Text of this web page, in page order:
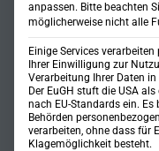
anpassen. Bitte beachten
möglicherweise nicht alle
Einige Services
Ihrer Einwilligung zur
Verarbeitung Ihrer Daten in
Der EuGH stuft die USA
nach EU-Standards ein. Es
Behörden
verarbeiten, ohne dass für
Klagemöglichkeit besteht.